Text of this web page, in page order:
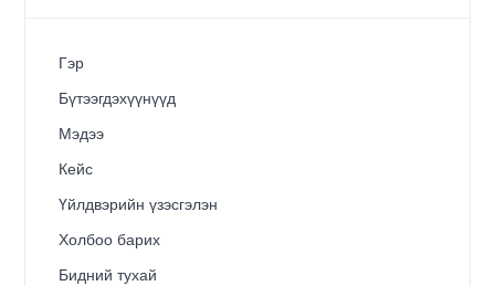
Гэр
Бүтээгдэхүүнүүд
Мэдээ
Кейс
Үйлдвэрийн үзэсгэлэн
Холбоо барих
Бидний тухай